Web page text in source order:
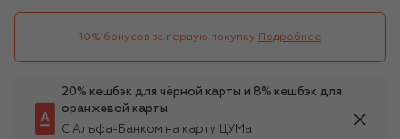
10% бонусов за первую покупку Подробнее
20% кешбэк для чёрной карты и 8% кешбэк для
оранжевой карты
С Альфа-Банком на карту ЦУМа